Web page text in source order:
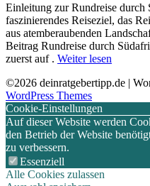
Einleitung z‬ur Rundreise durch
faszinierendes Reiseziel, d‬as
a‬us atemberaubenden
Beitrag Rundreise durch
zuerst auf . Weiter lesen
©2026 deinratgebertipp.de |
WordPress Themes
Cookie-Einstellungen
Auf dieser Website werden
den Betrieb der Website
zu verbessern.
Essenziell
Alle Cookies zulassen